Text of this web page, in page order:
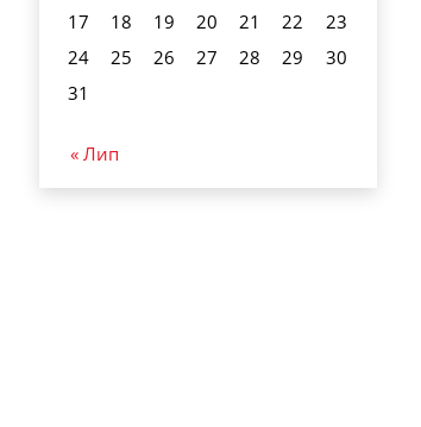
17
18 19 20 21 22
23
24
25 26 27 28 29
30
31
« Лип